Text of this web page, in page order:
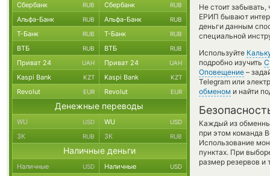
Не стоит
ЕРИП бывают
деньги данным
специальной
Используйте
подробно изучить
Оповещение –
Telegram или
обменом и найти
Каждый из
при этом команда
Использование
пунктах. При
размер резервов и
Сбербанк RUB Сбербанк RUB
Альфа-Банк RUB Альфа-Банк RUB
Т-Банк RUB Т-Банк RUB
ВТБ RUB ВТБ RUB
Приват 24 UAH Приват 24 UAH
Kaspi Bank KZT Kaspi Bank KZT
Revolut EUR Revolut EUR
Денежные переводы
WU USD WU USD
ЗК RUB ЗК RUB
Наличные деньги
Наличные USD Наличные USD